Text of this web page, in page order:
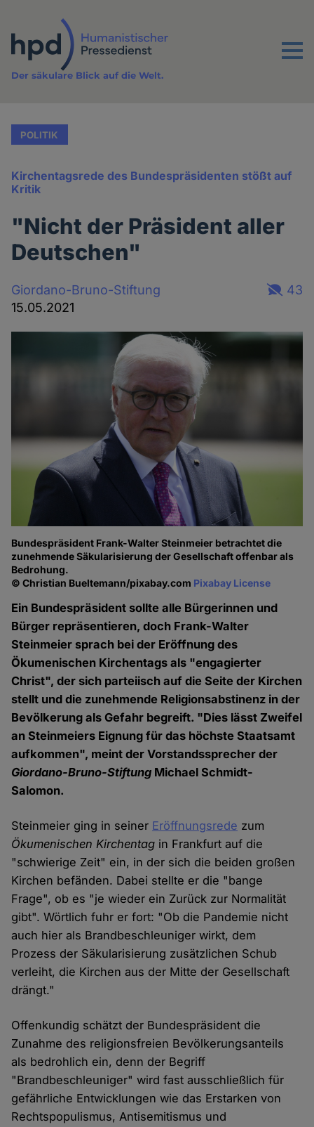
Inhalt
Menu
Der säkulare Blick auf die Welt.
POLITIK
Kirchentagsrede des Bundespräsidenten stößt auf
Kritik
"Nicht der Präsident aller
Deutschen"
Giordano-Bruno-Stiftung
15.05.2021
43
Bundespräsident Frank-Walter Steinmeier betrachtet die
zunehmende Säkularisierung der Gesellschaft offenbar als
Bedrohung.
© Christian Bueltemann/pixabay.com Pixabay License
Ein Bundespräsident sollte alle Bürgerinnen und
Bürger repräsentieren, doch Frank-Walter
Steinmeier sprach bei der Eröffnung des
Ökumenischen Kirchentags als "engagierter
Christ", der sich parteiisch auf die Seite der Kirchen
stellt und die zunehmende Religionsabstinenz in der
Bevölkerung als Gefahr begreift. "Dies lässt Zweifel
an Steinmeiers Eignung für das höchste Staatsamt
aufkommen", meint der Vorstandssprecher der
Giordano-Bruno-Stiftung Michael Schmidt-
Salomon.
Steinmeier ging in seiner Eröffnungsrede zum
Ökumenischen Kirchentag in Frankfurt auf die
"schwierige Zeit" ein, in der sich die beiden großen
Kirchen befänden. Dabei stellte er die "bange
Frage", ob es "je wieder ein Zurück zur Normalität
gibt". Wörtlich fuhr er fort: "Ob die Pandemie nicht
auch hier als Brandbeschleuniger wirkt, dem
Prozess der Säkularisierung zusätzlichen Schub
verleiht, die Kirchen aus der Mitte der Gesellschaft
drängt."
Offenkundig schätzt der Bundespräsident die
Zunahme des religionsfreien Bevölkerungsanteils
als bedrohlich ein, denn der Begriff
"Brandbeschleuniger" wird fast ausschließlich für
gefährliche Entwicklungen wie das Erstarken von
Rechtspopulismus, Antisemitismus und